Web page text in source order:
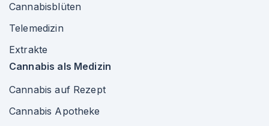
Cannabisblüten
Telemedizin
Extrakte
Cannabis als Medizin
Cannabis auf Rezept
Cannabis Apotheke